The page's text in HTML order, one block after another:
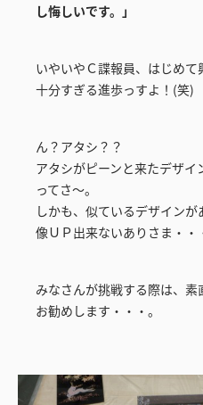
し悔しいです。」
いやいやＣ諜報員、はじめて
十分すぎる進歩っすよ！(笑)
ん？アタシ？？
アタシがピーンと来たデザイ
ってさ～。
しかも、似ているデザイン
像ＵＰ出来ないありさま・・
みなさんが挑戦する際は、
お勧めします・・・。